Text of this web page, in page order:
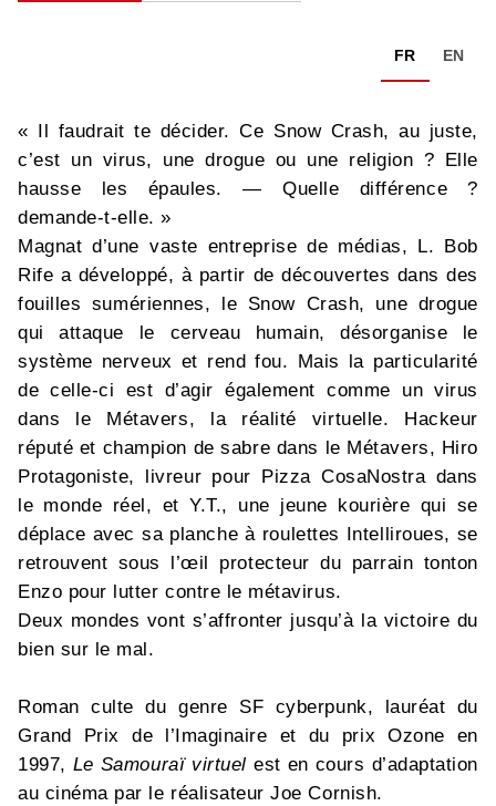
FR EN
« Il faudrait te décider. Ce Snow Crash, au juste,
c’est un virus, une drogue ou une religion ? Elle
hausse les épaules. — Quelle différence ?
demande-t-elle. »
Magnat d’une vaste entreprise de médias, L. Bob
Rife a développé, à partir de découvertes dans des
fouilles sumériennes, le Snow Crash, une drogue
qui attaque le cerveau humain, désorganise le
système nerveux et rend fou. Mais la particularité
de celle-ci est d’agir également comme un virus
dans le Métavers, la réalité virtuelle. Hackeur
réputé et champion de sabre dans le Métavers, Hiro
Protagoniste, livreur pour Pizza CosaNostra dans
le monde réel, et Y.T., une jeune kourière qui se
déplace avec sa planche à roulettes Intelliroues, se
retrouvent sous l’œil protecteur du parrain tonton
Enzo pour lutter contre le métavirus.
Deux mondes vont s’affronter jusqu’à la victoire du
bien sur le mal.
Roman culte du genre SF cyberpunk, lauréat du
Grand Prix de l’Imaginaire et du prix Ozone en
1997, Le Samouraï virtuel est en cours d’adaptation
au cinéma par le réalisateur Joe Cornish.